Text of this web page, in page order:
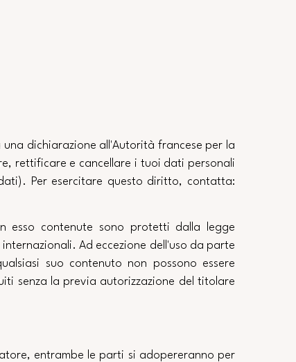
dichiarazione all'Autorità francese per la
rettificare e cancellare i tuoi dati personali
Per esercitare questo diritto, contatta:
esso contenute sono protetti dalla legge
Ad eccezione dell'uso da parte
suo contenuto non possono essere
senza la previa autorizzazione del titolare
entrambe le parti si adopereranno per